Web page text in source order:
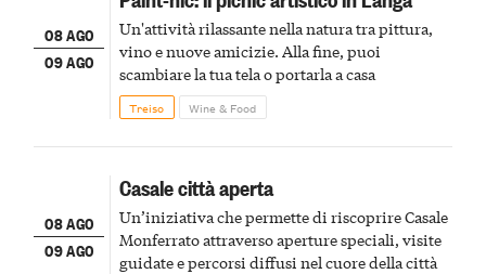
08 AGO
09 AGO
Un'attività rilassante nella natura tra pittura,
vino e nuove amicizie. Alla fine, puoi
scambiare la tua tela o portarla a casa
Treiso Wine & Food
08 AGO
09 AGO
Casale città aperta
Un’iniziativa che permette di riscoprire Casale
Monferrato attraverso aperture speciali, visite
guidate e percorsi diffusi nel cuore della città